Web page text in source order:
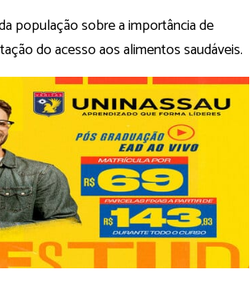
população sobre a importância de
do acesso aos alimentos saudáveis.